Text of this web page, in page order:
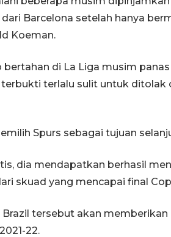
Barcelona setelah hanya
Koeman.
di La Liga musim
terlalu sulit untuk ditolak
Spurs sebagai tujuan
dia mendapatkan berhasil
skuad yang mencapai final
tersebut akan
22.